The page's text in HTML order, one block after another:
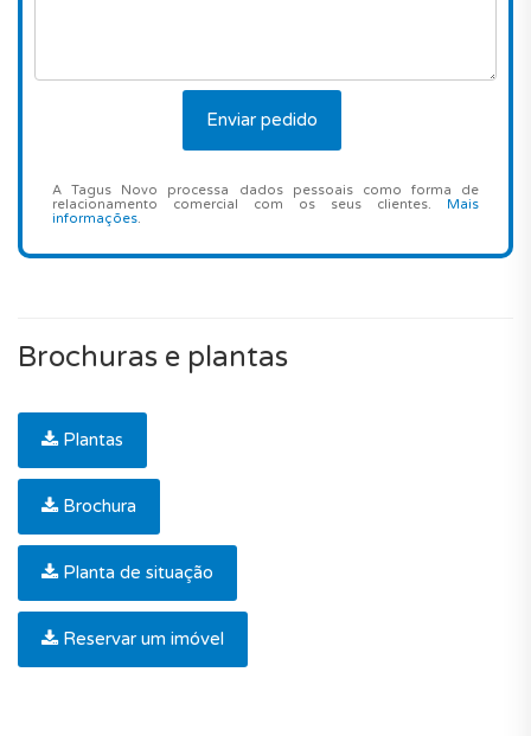
A Tagus Novo processa dados pessoais como forma de
relacionamento comercial com os seus clientes. Mais
informações
Brochuras e plantas
Plantas
Brochura
Planta de situação
Reservar um imóvel